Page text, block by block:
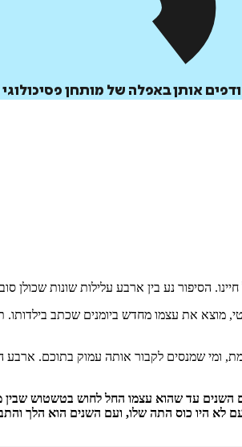
אותן באפלה של מותחן
הסיפור נע בין ארבע עלילות שונות שכולן
מוצא את עצמו מחדש ביומנים שכתב
ומי שמנסים לקבור אותה עמוק בתוכם. ארבע
עד שהוא עצמו החל לחוש בטשטוש שבין
היו כוס התה שלו, ועם השנים הוא הלך